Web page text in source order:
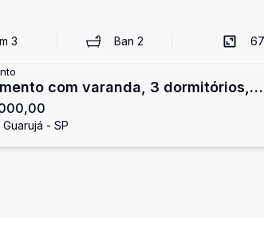
3 Ban 2 67
com varanda, 3 dormitórios,
Guarujá
- SP